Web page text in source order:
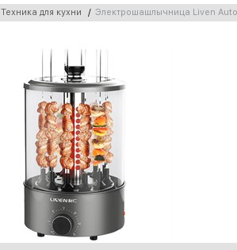
Техника для кухни / Электрошашлычница Liven